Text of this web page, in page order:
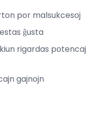
por malsukcesoj
ĝusta
rigardas potencaj
gajnojn